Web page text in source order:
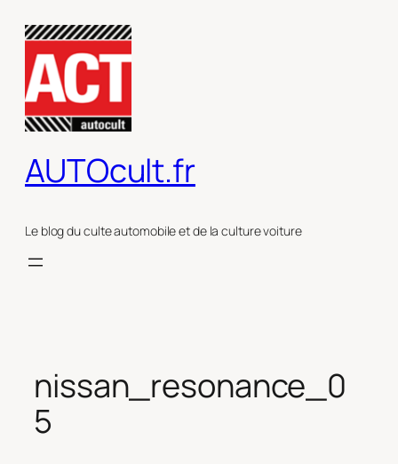
contenu
AUTOcult.fr
Le blog du culte automobile et de la culture voiture
nissan_resonance_0
5